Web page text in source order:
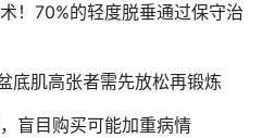
！70%的轻度脱垂通过保守治
底肌高张者需先放松再锻炼
盲目购买可能加重病情